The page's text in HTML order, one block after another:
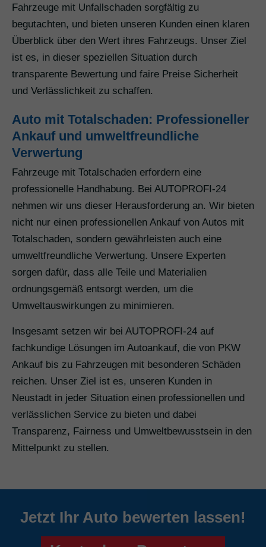
Fahrzeuge mit Unfallschaden sorgfältig zu
begutachten, und bieten unseren Kunden einen klaren
Überblick über den Wert ihres Fahrzeugs. Unser Ziel
ist es, in dieser speziellen Situation durch
transparente Bewertung und faire Preise Sicherheit
und Verlässlichkeit zu schaffen.
Auto mit Totalschaden: Professioneller
Ankauf und umweltfreundliche
Verwertung
Fahrzeuge mit Totalschaden erfordern eine
professionelle Handhabung. Bei AUTOPROFI-24
nehmen wir uns dieser Herausforderung an. Wir bieten
nicht nur einen professionellen Ankauf von Autos mit
Totalschaden, sondern gewährleisten auch eine
umweltfreundliche Verwertung. Unsere Experten
sorgen dafür, dass alle Teile und Materialien
ordnungsgemäß entsorgt werden, um die
Umweltauswirkungen zu minimieren.
Insgesamt setzen wir bei AUTOPROFI-24 auf
fachkundige Lösungen im Autoankauf, die von PKW
Ankauf bis zu Fahrzeugen mit besonderen Schäden
reichen. Unser Ziel ist es, unseren Kunden in
Neustadt in jeder Situation einen professionellen und
verlässlichen Service zu bieten und dabei
Transparenz, Fairness und Umweltbewusstsein in den
Mittelpunkt zu stellen.
Jetzt Ihr Auto bewerten lassen!